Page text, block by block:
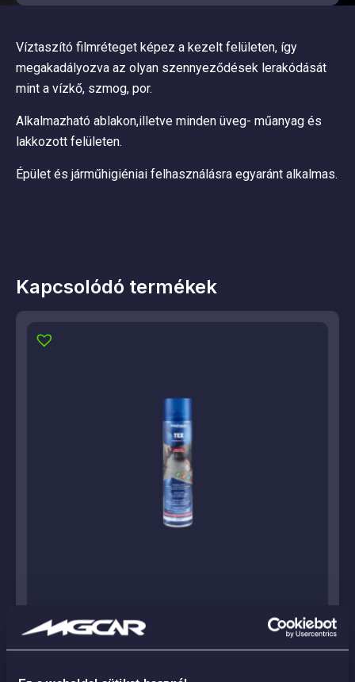
Víztaszító filmréteget képez a kezelt felületen, így
megakadályozva az olyan szennyeződések lerakódását
mint a vízkő, szmog, por.
Alkalmazható ablakon,illetve minden üveg- műanyag és
lakkozott felületen.
Épület és járműhigiéniai felhasználásra egyaránt alkalmas.
Kapcsolódó termékek
TEX 600ML – általános belső tisztító aktívhab